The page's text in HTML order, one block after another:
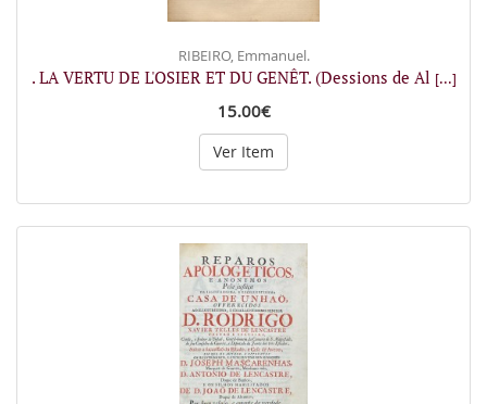
RIBEIRO, Emmanuel.
. LA VERTU DE L'OSIER ET DU GENÊT. (Dessions de Al [...]
15.00€
Ver Item